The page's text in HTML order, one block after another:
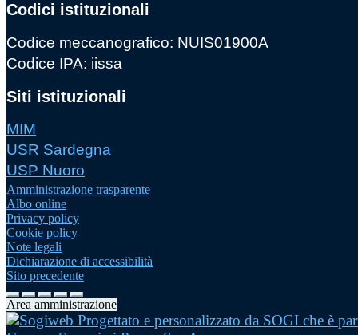
Codici istituzionali
Codice meccanografico: NUIS01900A
Codice IPA: iissa
Siti istituzionali
MIM
USR Sardegna
USP Nuoro
Amministrazione trasparente
Albo online
Privacy policy
Cookie policy
Note legali
Dichiarazione di accessibilità
Sito precedente
Area amministrazione